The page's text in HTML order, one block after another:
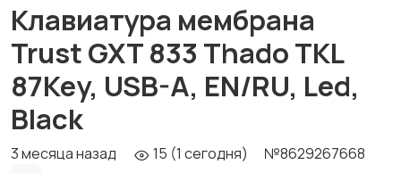
Клавиатура мембрана
Trust GXT 833 Thado TKL
87Key, USB-A, EN/RU, Led,
Black
3 месяца назад 15 (1 сегодня) №8629267668